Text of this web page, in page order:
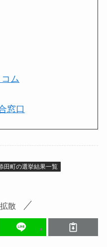
ム
窓口
田町の選挙結果一覧
散